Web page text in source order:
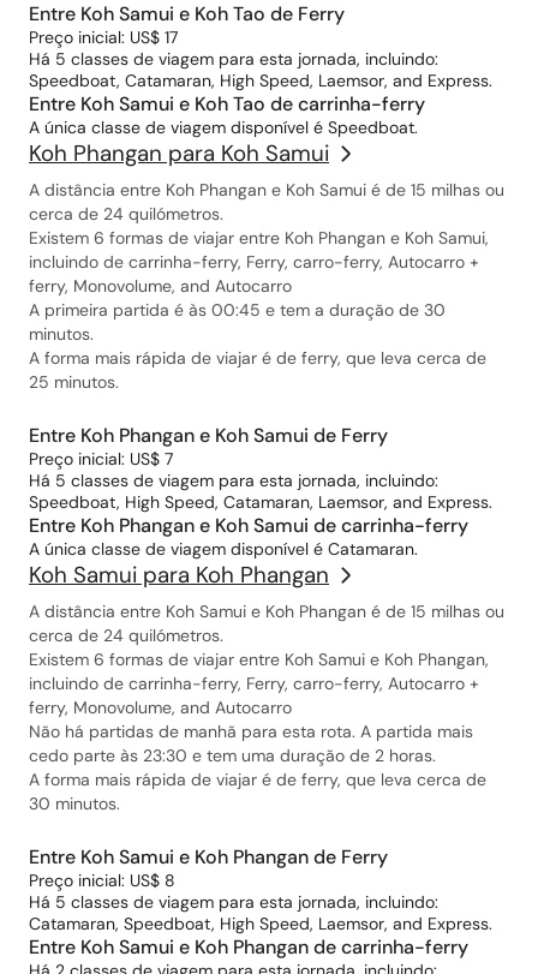
Entre Koh Samui e Koh Tao de Ferry
Preço inicial: US$ 17
Há 5 classes de viagem para esta jornada, incluindo:
Speedboat, Catamaran, High Speed, Laemsor, and Express.
Entre Koh Samui e Koh Tao de carrinha-ferry
A única classe de viagem disponível é Speedboat.
Koh Phangan para Koh Samui
A distância entre Koh Phangan e Koh Samui é de 15 milhas ou
cerca de 24 quilómetros.
Existem 6 formas de viajar entre Koh Phangan e Koh Samui,
incluindo de carrinha-ferry, Ferry, carro-ferry, Autocarro +
ferry, Monovolume, and Autocarro
A primeira partida é às 00:45 e tem a duração de 30
minutos.
A forma mais rápida de viajar é de ferry, que leva cerca de
25 minutos.
Entre Koh Phangan e Koh Samui de Ferry
Preço inicial: US$ 7
Há 5 classes de viagem para esta jornada, incluindo:
Speedboat, High Speed, Catamaran, Laemsor, and Express.
Entre Koh Phangan e Koh Samui de carrinha-ferry
A única classe de viagem disponível é Catamaran.
Koh Samui para Koh Phangan
A distância entre Koh Samui e Koh Phangan é de 15 milhas ou
cerca de 24 quilómetros.
Existem 6 formas de viajar entre Koh Samui e Koh Phangan,
incluindo de carrinha-ferry, Ferry, carro-ferry, Autocarro +
ferry, Monovolume, and Autocarro
Não há partidas de manhã para esta rota. A partida mais
cedo parte às 23:30 e tem uma duração de 2 horas.
A forma mais rápida de viajar é de ferry, que leva cerca de
30 minutos.
Entre Koh Samui e Koh Phangan de Ferry
Preço inicial: US$ 8
Há 5 classes de viagem para esta jornada, incluindo:
Catamaran, Speedboat, High Speed, Laemsor, and Express.
Entre Koh Samui e Koh Phangan de carrinha-ferry